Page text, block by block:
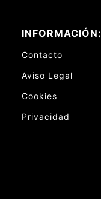
INFORMACIÓN:
Contacto
Aviso Legal
Cookies
Privacidad